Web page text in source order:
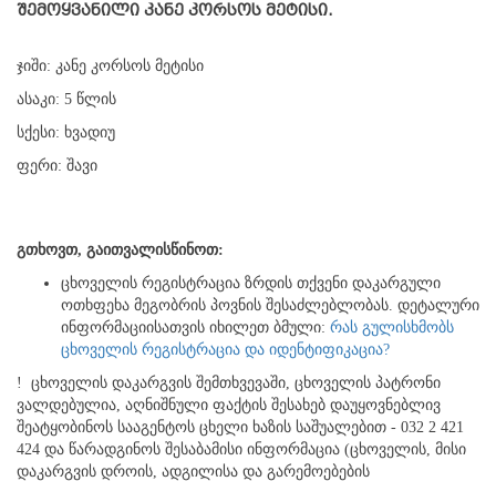
შემოყვანილი კანე კორსოს მეტისი.
ჯიში: კანე კორსოს მეტისი
ასაკი: 5 წლის
სქესი: ხვადიუ
ფერი: შავი
გთხოვთ, გაითვალისწინოთ:
ცხოველის რეგისტრაცია ზრდის თქვენი დაკარგული
ოთხფეხა მეგობრის პოვნის შესაძლებლობას. დეტალური
ინფორმაციისათვის იხილეთ ბმული: რას გულისხმობს
ცხოველის რეგისტრაცია და იდენტიფიკაცია?
! ცხოველის დაკარგვის შემთხვევაში, ცხოველის პატრონი
ვალდებულია, აღნიშნული ფაქტის შესახებ დაუყოვნებლივ
შეატყობინოს სააგენტოს ცხელი ხაზის საშუალებით - 032 2 421
424 და წარადგინოს შესაბამისი ინფორმაცია (ცხოველის, მისი
დაკარგვის დროის, ადგილისა და გარემოებების